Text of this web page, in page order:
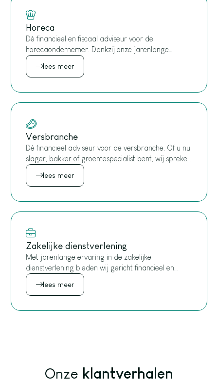
Horeca
Dé financieel en fiscaal adviseur voor de
horecaondernemer. Dankzij onze jarenlange
ervaring begrijpen wij uw branche als geen ander
en denken wij mee over meer dan alleen uw cijfers.
lees meer
Versbranche
Dé financieel adviseur voor de versbranche. Of u nu
slager, bakker of groentespecialist bent, wij spreken
uw taal én begrijpen uw cijfers.
lees meer
Zakelijke dienstverlening
Met jarenlange ervaring in de zakelijke
dienstverlening bieden wij gericht financieel en
fiscaal advies voor dienstverlenende ondernemers.
lees meer
Onze klantverhalen